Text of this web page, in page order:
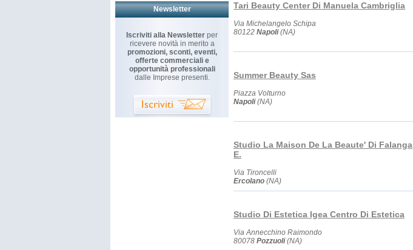
Newsletter
Iscriviti alla Newsletter per
ricevere novità in merito a
promozioni, sconti, eventi,
offerte commerciali e
opportunità professionali
dalle Imprese presenti.
Tari Beauty Center Di Manuela Cambriglia
Via Michelangelo Schipa
80122 Napoli(NA)
Summer Beauty Sas
Piazza Volturno
Napoli(NA)
Studio La Maison De La Beaute' Di Falanga
E.
Via Tironcelli
Ercolano (NA)
Studio Di Estetica Igea Centro Di Estetica
Via Annecchino Raimondo
80078 Pozzuoli(NA)